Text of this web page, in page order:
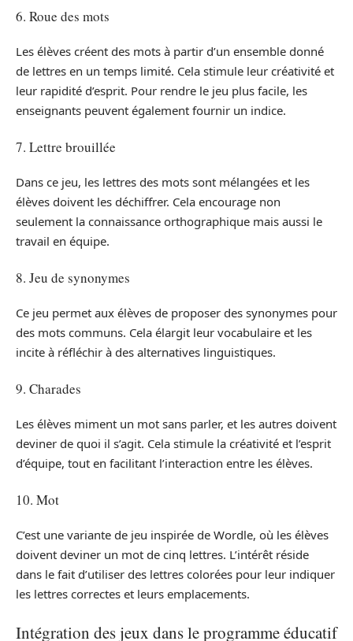
6. Roue des mots
Les élèves créent des mots à partir d’un ensemble donné
de lettres en un temps limité. Cela stimule leur créativité et
leur rapidité d’esprit. Pour rendre le jeu plus facile, les
enseignants peuvent également fournir un indice.
7. Lettre brouillée
Dans ce jeu, les lettres des mots sont mélangées et les
élèves doivent les déchiffrer. Cela encourage non
seulement la connaissance orthographique mais aussi le
travail en équipe.
8. Jeu de synonymes
Ce jeu permet aux élèves de proposer des synonymes pour
des mots communs. Cela élargit leur vocabulaire et les
incite à réfléchir à des alternatives linguistiques.
9. Charades
Les élèves miment un mot sans parler, et les autres doivent
deviner de quoi il s’agit. Cela stimule la créativité et l’esprit
d’équipe, tout en facilitant l’interaction entre les élèves.
10. Mot
C’est une variante de jeu inspirée de Wordle, où les élèves
doivent deviner un mot de cinq lettres. L’intérêt réside
dans le fait d’utiliser des lettres colorées pour leur indiquer
les lettres correctes et leurs emplacements.
Intégration des jeux dans le programme éducatif